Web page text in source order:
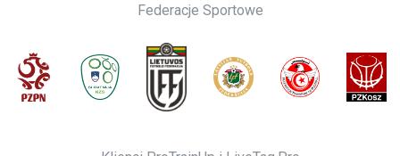
Federacje Sportowe